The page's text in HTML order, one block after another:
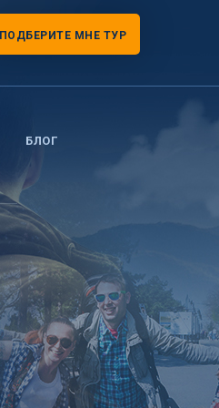
ПОДБЕРИТЕ МНЕ ТУР
БЛОГ